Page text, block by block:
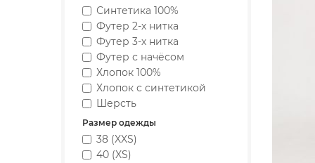
Синтетика 100%
Футер 2-х нитка
Футер 3-х нитка
Футер с начёсом
Хлопок 100%
Хлопок с синтетикой
Шерсть
Размер одежды
38 (XXS)
40 (XS)